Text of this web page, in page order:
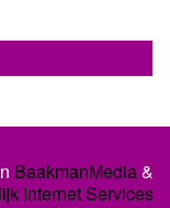
BaakmanMedia&
Internet Services